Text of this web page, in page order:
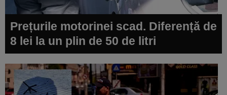
Prețurile motorinei scad. Diferență de
8 lei la un plin de 50 de litri